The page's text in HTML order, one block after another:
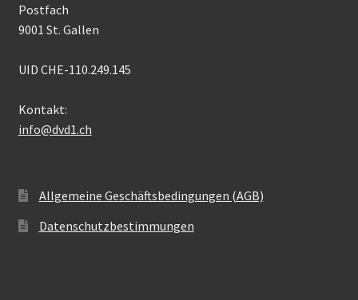
Postfach
9001 St. Gallen
UID CHE-110.249.145
Kontakt:
info@dvd1.ch
Allgemeine Geschäftsbedingungen (AGB)
Datenschutzbestimmungen